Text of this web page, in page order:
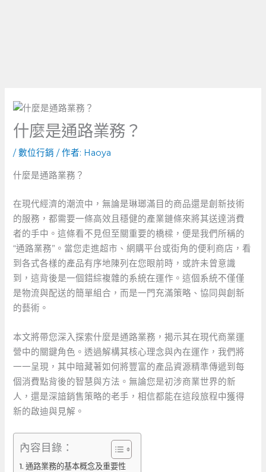
什麼是通路業務？
/數位行銷 / 作者: Haoya
什麼是通路業務？
在現代經濟的潮流中，無論是琳瑯滿目的商品還是創新技術
的服務，都需要一條高效且穩健的產業鏈條來將其送達消費
者的手中。這條看不見但至關重要的橋樑，便是我們所稱的
“通路業務”。當您走進超市、網購平台或街角的便利商店，看
到各式各樣的產品有序地陳列在您眼前時，或許未曾意識
到，這背後是一個錯綜複雜的系統在運作。這個系統不僅僅
是物流與配送的簡單組合，而是一門充滿策略、協同與創新
的藝術。
本文將帶您深入探索什麼是通路業務，揭示其在現代商業運
營中的關鍵角色。透過解構其核心理念與內在運作，我們將
一一呈現，其中暗藏著如何將豐富的產品資源精準傳遞到每
個消費點背後的智慧與方法。無論您是初涉商業世界的新
人，還是深諳銷售策略的老手，相信都能在這段旅程中獲得
新的啟迪與見解。
內容目錄：
通路業務的基本概念及重要性